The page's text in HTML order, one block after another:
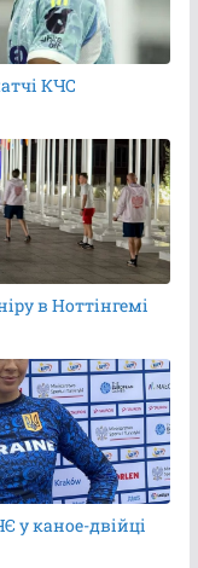
КЧС
в Ноттінгемі
у каное-двійці